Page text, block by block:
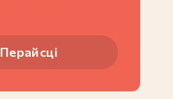
Перайсці